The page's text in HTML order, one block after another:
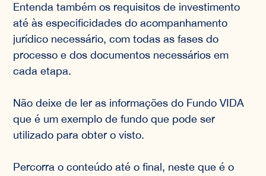
Entenda também os requisitos de investimento
até às especificidades do acompanhamento
jurídico necessário, com todas as fases do
processo e dos documentos necessários em
cada etapa.
Não deixe de ler as informações do Fundo VIDA
que é um exemplo de fundo que pode ser
utilizado para obter o visto.
Percorra o conteúdo até o final, neste que é o